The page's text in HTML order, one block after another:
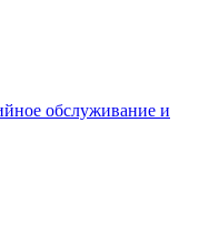
обслуживание и